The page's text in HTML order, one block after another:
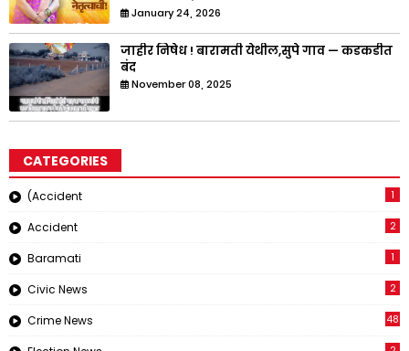
January 24, 2026
जाहीर निषेध ! बारामती येथील,सुपे गाव — कडकडीत
बंद
November 08, 2025
CATEGORIES
(Accident 1
Accident 2
Baramati 1
Civic News 2
Crime News 48